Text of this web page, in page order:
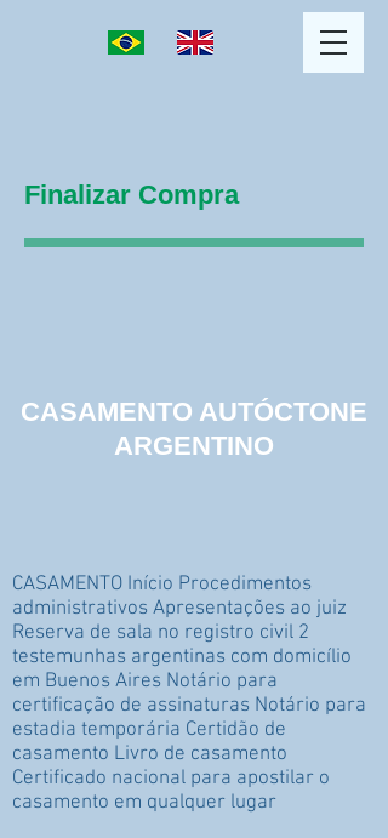
Finalizar Compra
CASAMENTO AUTÓCTONE
ARGENTINO
CASAMENTO Início Procedimentos
administrativos Apresentações ao juiz
Reserva de sala no registro civil 2
testemunhas argentinas com domicílio
em Buenos Aires Notário para
certificação de assinaturas Notário para
estadia temporária Certidão de
casamento Livro de casamento
Certificado nacional para apostilar o
casamento em qualquer lugar